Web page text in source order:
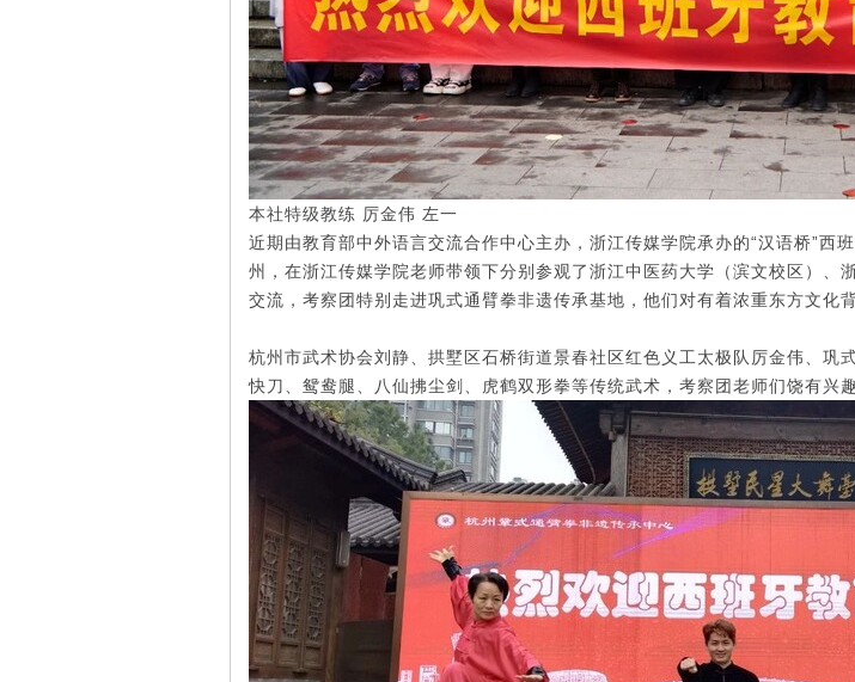
本社特级教练 厉金伟 左一
近期由教育部中外语言交流合作中心主办，浙江传媒学院承办的“汉语桥”西
州，在浙江传媒学院老师带领下分别参观了浙江中医药大学（滨文校区）、
交流，考察团特别走进巩式通臂拳非遗传承基地，他们对有着浓重东方文化
杭州市武术协会刘静、拱墅区石桥街道景春社区红色义工太极队厉金伟、
快刀、鸳鸯腿、八仙拂尘剑、虎鹤双形拳等传统武术，考察团老师们饶有兴